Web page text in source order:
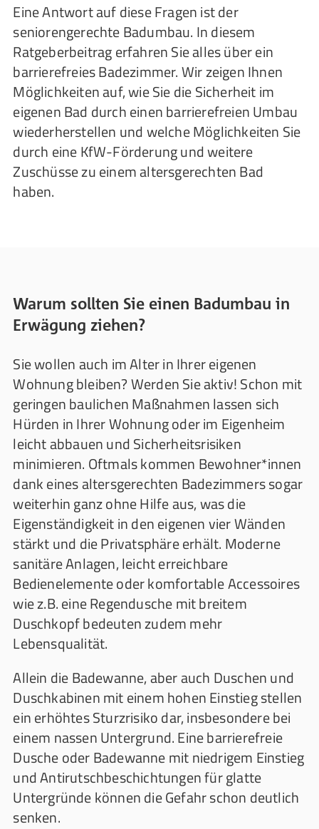
Eine Antwort auf diese Fragen ist der
seniorengerechte Badumbau. In diesem
Ratgeberbeitrag erfahren Sie alles über ein
barrierefreies Badezimmer. Wir zeigen Ihnen
Möglichkeiten auf, wie Sie die Sicherheit im
eigenen Bad durch einen barrierefreien Umbau
wiederherstellen und welche Möglichkeiten Sie
durch eine KfW-Förderung und weitere
Zuschüsse zu einem altersgerechten Bad
haben.
Warum sollten Sie einen Badumbau in
Erwägung ziehen?
Sie wollen auch im Alter in Ihrer eigenen
Wohnung bleiben? Werden Sie aktiv! Schon mit
geringen baulichen Maßnahmen lassen sich
Hürden in Ihrer Wohnung oder im Eigenheim
leicht abbauen und Sicherheitsrisiken
minimieren. Oftmals kommen Bewohner*innen
dank eines altersgerechten Badezimmers sogar
weiterhin ganz ohne Hilfe aus, was die
Eigenständigkeit in den eigenen vier Wänden
stärkt und die Privatsphäre erhält. Moderne
sanitäre Anlagen, leicht erreichbare
Bedienelemente oder komfortable Accessoires
wie z.B. eine Regendusche mit breitem
Duschkopf bedeuten zudem mehr
Lebensqualität.
Allein die Badewanne, aber auch Duschen und
Duschkabinen mit einem hohen Einstieg stellen
ein erhöhtes Sturzrisiko dar, insbesondere bei
einem nassen Untergrund. Eine barrierefreie
Dusche oder Badewanne mit niedrigem Einstieg
und Antirutschbeschichtungen für glatte
Untergründe können die Gefahr schon deutlich
senken.